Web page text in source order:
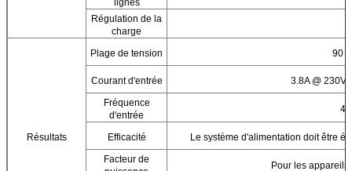
lignes
Régulation de la
charge
Résultats
Plage de tension 90
Courant d'entrée
3.8A @ 230V
Fréquence
d'entrée
Efficacité
Le système d'alimentation doit être
Facteur de
Pour les